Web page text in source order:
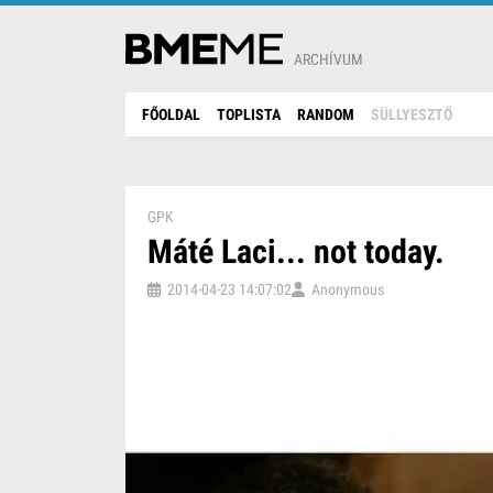
ARCHÍVUM
FŐOLDAL TOPLISTA RANDOM SÜLLYESZTŐ
GPK
Máté Laci... not today.
2014-04-23 14:07:02 Anonymous